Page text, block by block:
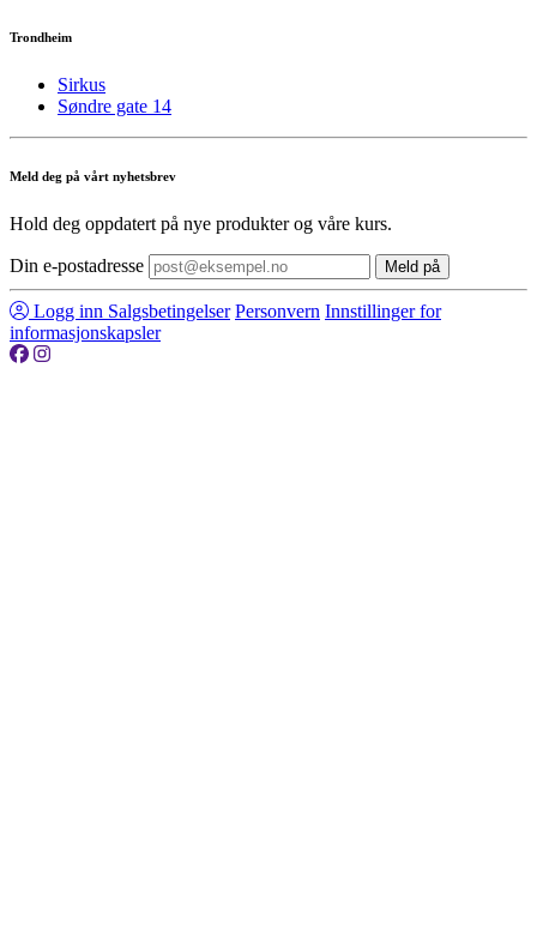
Trondheim
Sirkus
Søndre gate 14
Meld deg på vårt nyhetsbrev
Hold deg oppdatert på nye produkter og våre kurs.
Din e-postadresse Meld på
Logg inn Salgsbetingelser Personvern Innstillinger for
informasjonskapsler